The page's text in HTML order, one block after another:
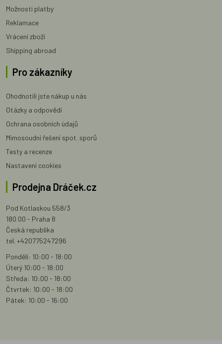
Možnosti platby
Reklamace
Vrácení zboží
Shipping abroad
Pro zákazníky
Ohodnotili jste nákup u nás
Otázky a odpovědi
Ochrana osobních údajů
Mimosoudní řešení spot. sporů
Testy a recenze
Nastavení cookies
Prodejna Dráček.cz
Pod Kotlaskou 558/3
180 00 - Praha 8
Česká republika
tel. +420775247296
Pondělí: 10:00 - 18:00
Úterý 10:00 - 18:00
Středa: 10:00 - 18:00
Čtvrtek: 10:00 - 18:00
Pátek: 10:00 - 16:00